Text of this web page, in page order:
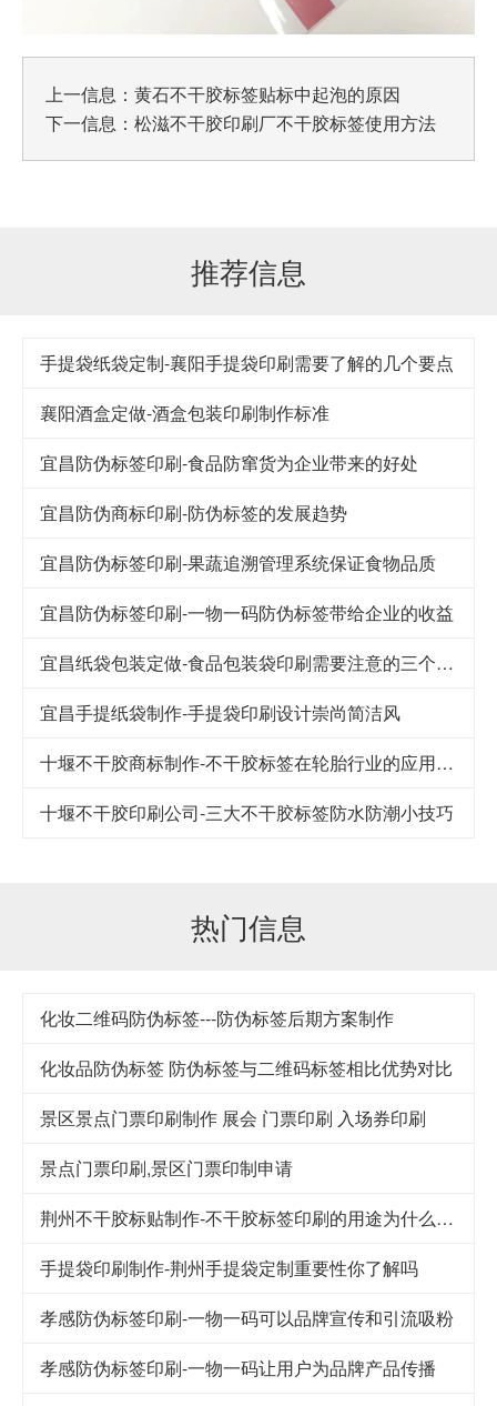
上一信息： 黄石不干胶标签贴标中起泡的原因
下一信息： 松滋不干胶印刷厂不干胶标签使用方法
推荐信息
手提袋纸袋定制-襄阳手提袋印刷需要了解的几个要点
襄阳酒盒定做-酒盒包装印刷制作标准
宜昌防伪标签印刷-食品防窜货为企业带来的好处
宜昌防伪商标印刷-防伪标签的发展趋势
宜昌防伪标签印刷-果蔬追溯管理系统保证食物品质
宜昌防伪标签印刷-一物一码防伪标签带给企业的收益
宜昌纸袋包装定做-食品包装袋印刷需要注意的三个细节
宜昌手提纸袋制作-手提袋印刷设计崇尚简洁风
十堰不干胶商标制作-不干胶标签在轮胎行业的应用及其发展
十堰不干胶印刷公司-​三大不干胶标签防水防潮小技巧
热门信息
化妆二维码防伪标签---防伪标签后期方案制作
化妆品防伪标签 防伪标签与二维码标签相比优势对比
景区景点门票印刷制作 展会 门票印刷 入场券印刷
景点门票印刷,景区门票印制申请
荆州不干胶标贴制作-不干胶标签印刷的用途为什么这么广泛
手提袋印刷制作-荆州手提袋定制重要性你了解吗
孝感防伪标签印刷-一物一码可以品牌宣传和引流吸粉
孝感防伪标签印刷-一物一码让用户为品牌产品传播